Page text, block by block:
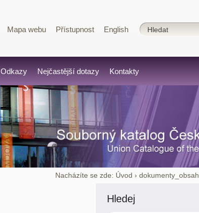
Mapa webu Přístupnost English
Odkazy Nejčastější dotazy Kontakty
Nacházíte se zde: Úvod ›dokumenty_obsah
Hledej